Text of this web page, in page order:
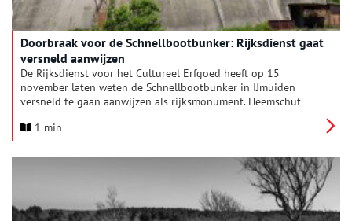
Doorbraak voor de Schnellbootbunker: Rijksdienst gaat
versneld aanwijzen
De Rijksdienst voor het Cultureel Erfgoed heeft op 15
november laten weten de Schnellbootbunker in IJmuiden
versneld te gaan aanwijzen als rijksmonument. Heemschut
staatssecretaris toen duidelijk werd dat de grootste bunker
Heemschut is opgelucht en blij met deze daadkrachtige stap.
1 min